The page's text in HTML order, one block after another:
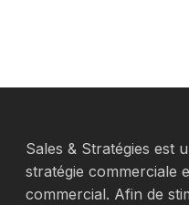
Sales & Stratégies est
stratégie commerciale
commercial. Afin de